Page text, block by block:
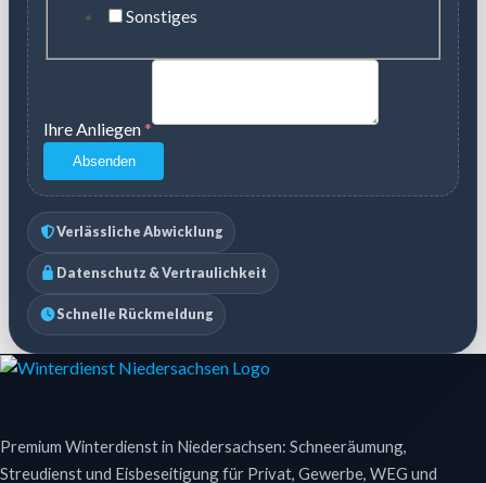
Sonstiges
Ihre Anliegen*
Absenden
Verlässliche Abwicklung
Datenschutz & Vertraulichkeit
Schnelle Rückmeldung
Premium Winterdienst in Niedersachsen: Schneeräumung,
Streudienst und Eisbeseitigung für Privat, Gewerbe, WEG und